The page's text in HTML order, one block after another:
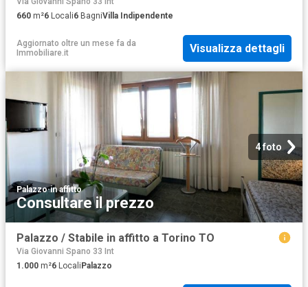
660 m²6 Locali6 BagniVilla Indipendente
Aggiornato oltre un mese fa da
Immobiliare.it
Visualizza dettagli
4 foto
Palazzo·in affitto
Consultare il prezzo
Palazzo / Stabile in affitto a Torino TO
Via Giovanni Spano 33 Int
1.000 m²6 LocaliPalazzo